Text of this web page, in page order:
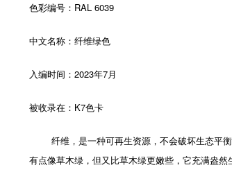
色彩编号：RAL 6039
中文名称：纤维绿色
入编时间：2023年7月
被收录在：K7色卡
纤维，是一种可再生资源，不会破坏生态平衡
有点像草木绿，但又比草木绿更嫩些，它充满盎